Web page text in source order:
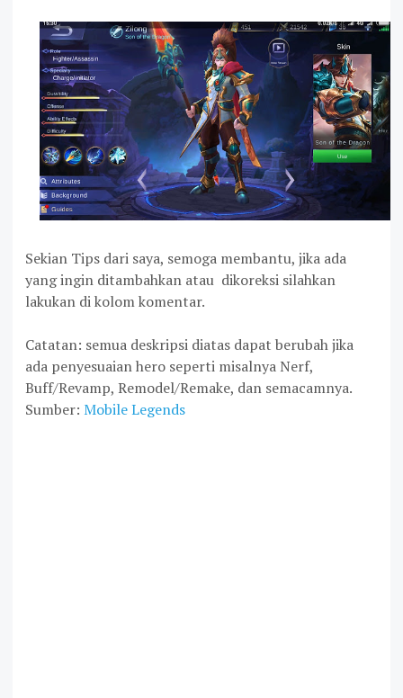
Sekian Tips dari saya, semoga membantu, jika ada
yang ingin ditambahkan atau dikoreksi silahkan
lakukan di kolom komentar.
Catatan: semua deskripsi diatas dapat berubah jika
ada penyesuaian hero seperti misalnya Nerf,
Buff/Revamp, Remodel/Remake, dan semacamnya.
Sumber: Mobile Legends